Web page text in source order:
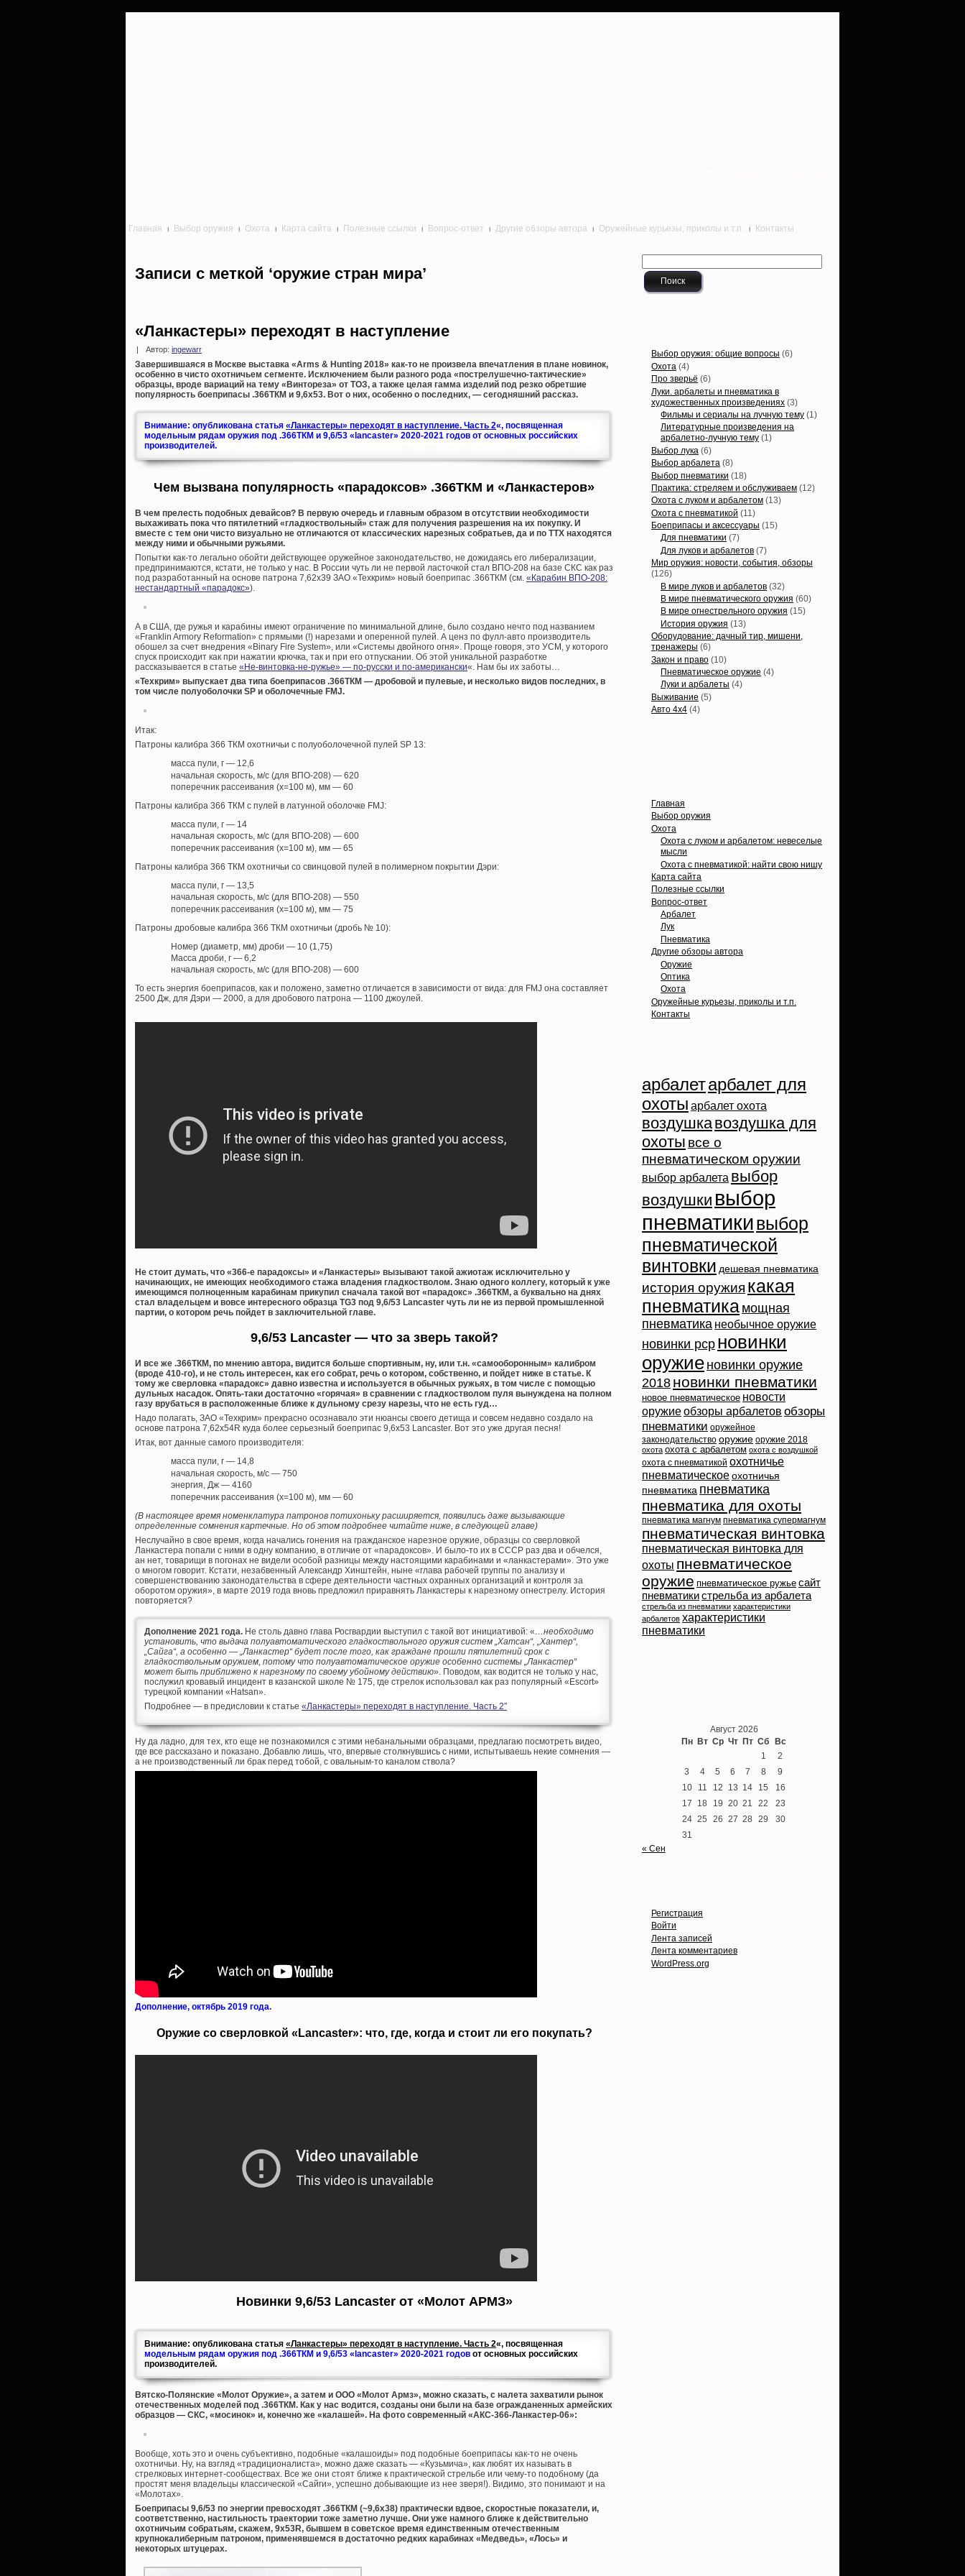
Главная Выбор оружия Охота Карта сайта Полезные ссылки Вопрос-ответ Другие обзоры автора Оружейные курьезы, приколы и т.п. Контакты
Записи с меткой ‘оружие стран мира’
«Ланкастеры» переходят в наступление
Автор: ingewarr
Завершившаяся в Москве выставка «Arms & Hunting 2018» как-то не произвела впечатления в плане новинок,
особенно в чисто охотничьем сегменте. Исключением были разного рода «пострелушечно-тактические»
образцы, вроде вариаций на тему «Винтореза» от ТОЗ, а также целая гамма изделий под резко обретшие
популярность боеприпасы .366ТКМ и 9,6х53. Вот о них, особенно о последних, — сегодняшний рассказ.
Внимание: опубликована статья «Ланкастеры» переходят в наступление. Часть 2«, посвященная
модельным рядам оружия под .366ТКМ и 9,6/53 «lancaster» 2020-2021 годов от основных российских
производителей.
Чем вызвана популярность «парадоксов» .366ТКМ и «Ланкастеров»
В чем прелесть подобных девайсов? В первую очередь и главным образом в отсутствии необходимости
выхаживать пока что пятилетний «гладкоствольный» стаж для получения разрешения на их покупку. И
вместе с тем они чисто визуально не отличаются от классических нарезных собратьев, да и по ТТХ находятся
между ними и обычными ружьями.
Попытки как-то легально обойти действующее оружейное законодательство, не дожидаясь его либерализации,
предпринимаются, кстати, не только у нас. В России чуть ли не первой ласточкой стал ВПО-208 на базе СКС как раз
под разработанный на основе патрона 7,62х39 ЗАО «Техкрим» новый боеприпас .366ТКМ (см. «Карабин ВПО-208:
нестандартный «парадокс»).
А в США, где ружья и карабины имеют ограничение по минимальной длине, было создано нечто под названием
«Franklin Armory Reformation» с прямыми (!) нарезами и оперенной пулей. А ценз по фулл-авто производитель
обошел за счет внедрения «Binary Fire System», или «Системы двойного огня». Проще говоря, это УСМ, у которого
спуск происходит как при нажатии крючка, так и при его отпускании. Об этой уникальной разработке
рассказывается в статье «Не-винтовка-не-ружье» — по-русски и по-американски«. Нам бы их заботы…
«Техкрим» выпускает два типа боеприпасов .366ТКМ — дробовой и пулевые, и несколько видов последних, в
том числе полуоболочки SP и оболочечные FMJ.
Итак:
Патроны калибра 366 ТКМ охотничьи с полуоболочечной пулей SP 13:
масса пули, г — 12,6
начальная скорость, м/с (для ВПО-208) — 620
поперечник рассеивания (х=100 м), мм — 60
Патроны калибра 366 ТКМ с пулей в латунной оболочке FMJ:
масса пули, г — 14
начальная скорость, м/с (для ВПО-208) — 600
поперечник рассеивания (х=100 м), мм — 65
Патроны калибра 366 ТКМ охотничьи со свинцовой пулей в полимерном покрытии Дэри:
масса пули, г — 13,5
начальная скорость, м/с (для ВПО-208) — 550
поперечник рассеивания (х=100 м), мм — 75
Патроны дробовые калибра 366 ТКМ охотничьи (дробь № 10):
Номер (диаметр, мм) дроби — 10 (1,75)
Масса дроби, г — 6,2
начальная скорость, м/с (для ВПО-208) — 600
То есть энергия боеприпасов, как и положено, заметно отличается в зависимости от вида: для FMJ она составляет
2500 Дж, для Дэри — 2000, а для дробового патрона — 1100 джоулей.
Не стоит думать, что «366-е парадоксы» и «Ланкастеры» вызывают такой ажиотаж исключительно у
начинающих, не имеющих необходимого стажа владения гладкостволом. Знаю одного коллегу, который к уже
имеющимся полноценным карабинам прикупил сначала такой вот «парадокс» .366ТКМ, а буквально на днях
стал владельцем и вовсе интересного образца TG3 под 9,6/53 Lancaster чуть ли не из первой промышленной
партии, о котором речь пойдет в заключительной главе.
9,6/53 Lancaster — что за зверь такой?
И все же .366ТКМ, по мнению автора, видится больше спортивным, ну, или т.н. «самооборонным» калибром
(вроде 410-го), и не столь интересен, как его собрат, речь о котором, собственно, и пойдет ниже в статье. К
тому же сверловка «парадокс» давно известна и используется в обычных ружьях, в том числе с помощью
дульных насадок. Опять-таки достаточно «горячая» в сравнении с гладкостволом пуля вынуждена на полном
газу врубаться в расположенные ближе к дульному срезу нарезы, что не есть гуд…
Надо полагать, ЗАО «Техкрим» прекрасно осознавало эти нюансы своего детища и совсем недавно создало на
основе патрона 7,62х54R куда более серьезный боеприпас 9,6х53 Lancaster. Вот это уже другая песня!
Итак, вот данные самого производителя:
масса пули, г — 14,8
начальная скорость, м/с — 750
энергия, Дж — 4160
поперечник рассеивания (х=100 м), мм — 60
(В настоящее время номенклатура патронов потихоньку расширяется, появились даже вызывающие
определенные сомнения картечные. Но об этом подробнее читайте ниже, в следующей главе)
Неслучайно в свое время, когда начались гонения на гражданское нарезное оружие, образцы со сверловкой
Ланкастера попали с ними в одну компанию, в отличие от «парадоксов». И было-то их в СССР раз два и обчелся,
ан нет, товарищи в погонах не видели особой разницы между настоящими карабинами и «ланкастерами». Это уже
о многом говорит. Кстати, незабвенный Александр Хинштейн, ныне «глава рабочей группы по анализу и
совершенствованию законодательства в сфере деятельности частных охранных организаций и контроля за
оборотом оружия», в марте 2019 года вновь предложил приравнять Ланкастеры к нарезному огнестрелу. История
повторяется?
Дополнение 2021 года. Не столь давно глава Росгвардии выступил с такой вот инициативой: «…необходимо
установить, что выдача полуавтоматического гладкоствольного оружия систем „Хатсан“, „Хантер“,
„Сайга“, а особенно — „Ланкастер“ будет после того, как граждане прошли пятилетний срок с
гладкоствольным оружием, потому что полуавтоматическое оружие особенно системы „Ланкастер“
может быть приближено к нарезному по своему убойному действию». Поводом, как водится не только у нас,
послужил кровавый инцидент в казанской школе № 175, где стрелок использовал как раз популярный «Escort»
турецкой компании «Hatsan».
Подробнее — в предисловии к статье «Ланкастеры» переходят в наступление. Часть 2″
Ну да ладно, для тех, кто еще не познакомился с этими небанальными образцами, предлагаю посмотреть видео,
где все рассказано и показано. Добавлю лишь, что, впервые столкнувшись с ними, испытываешь некие сомнения —
а не производственный ли брак перед тобой, с овальным-то каналом ствола?
Дополнение, октябрь 2019 года.
Оружие со сверловкой «Lancaster»: что, где, когда и стоит ли его покупать?
Новинки 9,6/53 Lancaster от «Молот АРМЗ»
Внимание: опубликована статья «Ланкастеры» переходят в наступление. Часть 2«, посвященная
модельным рядам оружия под .366ТКМ и 9,6/53 «lancaster» 2020-2021 годов от основных российских
производителей.
Вятско-Полянские «Молот Оружие», а затем и ООО «Молот Армз», можно сказать, с налета захватили рынок
отечественных моделей под .366ТКМ. Как у нас водится, созданы они были на базе огражданенных армейских
образцов — СКС, «мосинок» и, конечно же «калашей». На фото современный «АКС-366-Ланкастер-06»:
Вообще, хоть это и очень субъективно, подобные «калашоиды» под подобные боеприпасы как-то не очень
охотничьи. Ну, на взгляд «традиционалиста», можно даже сказать — «Кузьмича», как любят их называть в
стрелковых интернет-сообществах. Все же они стоят ближе к практической стрельбе или чему-то подобному (да
простят меня владельцы классической «Сайги», успешно добывающие из нее зверя!). Видимо, это понимают и на
«Молотах».
Боеприпасы 9,6/53 по энергии превосходят .366ТКМ (~9,6х38) практически вдвое, скоростные показатели, и,
соответственно, настильность траектории тоже заметно лучше. Они уже намного ближе к действительно
охотничьим собратьям, скажем, 9х53R, бывшем в советское время единственным отечественным
крупнокалиберным патроном, применявшемся в достаточно редких карабинах «Медведь», «Лось» и
некоторых штуцерах.
Выбор оружия: общие вопросы (6)
Охота (4)
Про зверьё (6)
Луки. арбалеты и пневматика в
художественных произведениях (3)
Фильмы и сериалы на лучную тему (1)
Литературные произведения на
арбалетно-лучную тему (1)
Выбор лука (6)
Выбор арбалета (8)
Выбор пневматики (18)
Практика: стреляем и обслуживаем (12)
Охота с луком и арбалетом (13)
Охота с пневматикой (11)
Боеприпасы и аксессуары (15)
Для пневматики (7)
Для луков и арбалетов (7)
Мир оружия: новости, события, обзоры
(126)
В мире луков и арбалетов (32)
В мире пневматического оружия (60)
В мире огнестрельного оружия (15)
История оружия (13)
Оборудование: дачный тир, мишени,
тренажеры (6)
Закон и право (10)
Пневматическое оружие (4)
Луки и арбалеты (4)
Выживание (5)
Авто 4х4 (4)
Главная
Выбор оружия
Охота
Охота с луком и арбалетом: невеселые
мысли
Охота с пневматикой: найти свою нишу
Карта сайта
Полезные ссылки
Вопрос-ответ
Арбалет
Лук
Пневматика
Другие обзоры автора
Оружие
Оптика
Охота
Оружейные курьезы, приколы и т.п.
Контакты
арбалетарбалет для
охоты арбалет охота
воздушкавоздушка для
охоты все о
пневматическом оружии
выбор арбалета выбор
воздушки выбор
пневматикивыбор
пневматической
винтовки дешевая пневматика
история оружия какая
пневматика мощная
пневматика необычное оружие
новинки pcp новинки
оружие новинки оружие
2018 новинки пневматики
новое пневматическое новости
оружиеобзоры арбалетов обзоры
пневматики оружейное
законодательство оружие оружие 2018
охота охота с арбалетом охота с воздушкой
охота с пневматикой охотничье
пневматическое охотничья
пневматика пневматика
пневматика для охоты
пневматика магнум пневматика супермагнум
пневматическая винтовка
пневматическая винтовка для
охоты пневматическое
оружие пневматическое ружье сайт
пневматикистрельба из арбалета
стрельба из пневматики характеристики
арбалетов характеристики
пневматики
Август 2026
Пн Вт Ср Чт Пт Сб Вс
1
2
3
4 5 6 7 8
9
10
11 12 13 14 15
16
17
18 19 20 21 22
23
24 25 26 27 28 29
30
31
« Сен
Регистрация
Войти
Лента записей
Лента комментариев
WordPress.org